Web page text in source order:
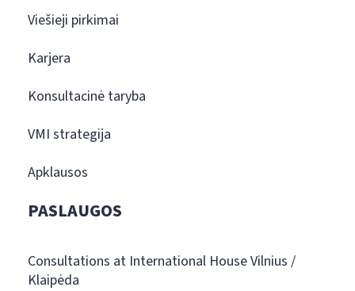
Viešieji pirkimai
Karjera
Konsultacinė taryba
VMI strategija
Apklausos
PASLAUGOS
Consultations at International House Vilnius /
Klaipėda